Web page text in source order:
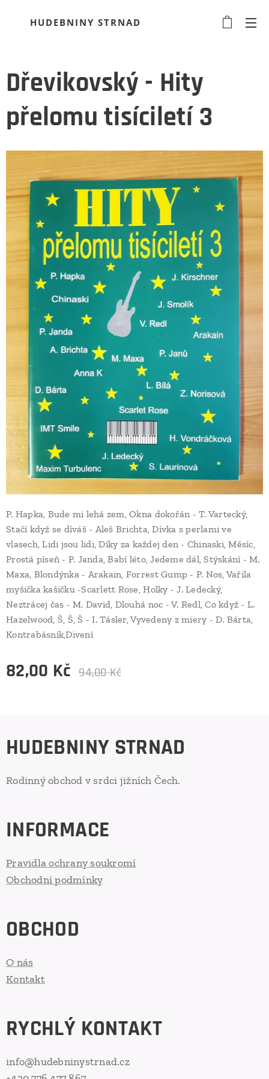
HUDEBNINY STRNAD
Dřevikovský - Hity
přelomu tisíciletí 3
P. Hapka, Bude mi lehá zem, Okna dokořán - T. Vartecký,
Stačí když se díváš - Aleš Brichta, Dívka s perlami ve
vlasech, Lidi jsou lidi, Díky za každej den - Chinaski, Měsíc,
Prostá píseň - P. Janda, Babí léto, Jedeme dál, Stýskání - M.
Maxa, Blondýnka - Arakain, Forrest Gump - P. Nos, Vařila
myšička kašičku -Scarlett Rose, Holky - J. Ledecký,
Neztrácej čas - M. David, Dlouhá noc - V. Redl, Co když - L.
Hazelwood, Š, Š, Š - I. Tásler, Vyvedeny z miery - D. Bárta,
Kontrabásník,Divení
82,00 Kč 94,00Kč
HUDEBNINY STRNAD
Rodinný obchod v srdci jižních Čech.
INFORMACE
Pravidla ochrany soukromí
Obchodní podmínky
OBCHOD
O nás
Kontakt
RYCHLÝ KONTAKT
info@hudebninystrnad.cz